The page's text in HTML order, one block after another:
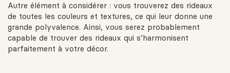
Autre élément à considérer : vous trouverez des rideaux
de toutes les couleurs et textures, ce qui leur donne une
grande polyvalence. Ainsi, vous serez probablement
capable de trouver des rideaux qui s’harmonisent
parfaitement à votre décor.